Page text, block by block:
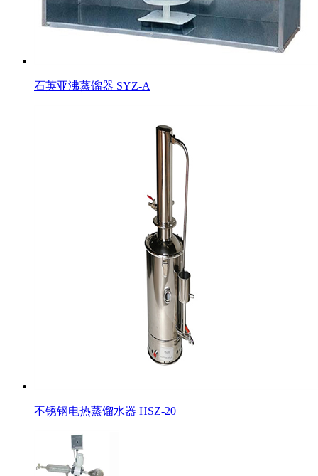
石英亚沸蒸馏器 SYZ-A
不锈钢电热蒸馏水器 HSZ-20